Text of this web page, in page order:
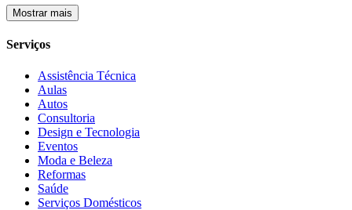
Mostrar mais
Serviços
Assistência Técnica
Aulas
Autos
Consultoria
Design e Tecnologia
Eventos
Moda e Beleza
Reformas
Saúde
Serviços Domésticos